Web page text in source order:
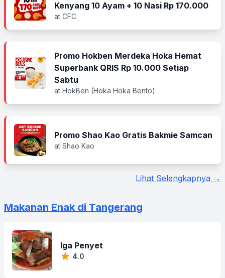
Kenyang 10 Ayam + 10 Nasi Rp 170.000
at CFC
Promo Hokben Merdeka Hoka Hemat
Superbank QRIS Rp 10.000 Setiap
Sabtu
at HokBen (Hoka Hoka Bento)
Promo Shao Kao Gratis Bakmie Samcan
at Shao Kao
Lihat Selengkapnya →
Makanan Enak di Tangerang
Iga Penyet
4.0